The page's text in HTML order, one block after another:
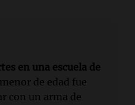
en una escuela de
de edad fue
con un arma de